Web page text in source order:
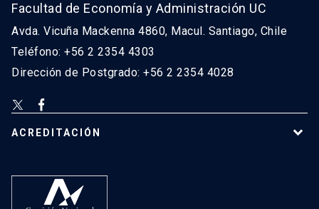
Facultad de Economía y Administración UC
Avda. Vicuña Mackenna 4860, Macul. Santiago, Chile
Teléfono: +56 2 2354 4303
Dirección de Postgrado: +56 2 2354 4028
ACREDITACIÓN